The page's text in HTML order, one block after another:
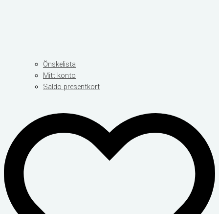
Önskelista
Mitt konto
Saldo presentkort